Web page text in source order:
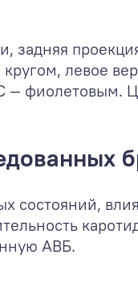
задняя
левое
— фиолетовым.
состояний,
АВБ.